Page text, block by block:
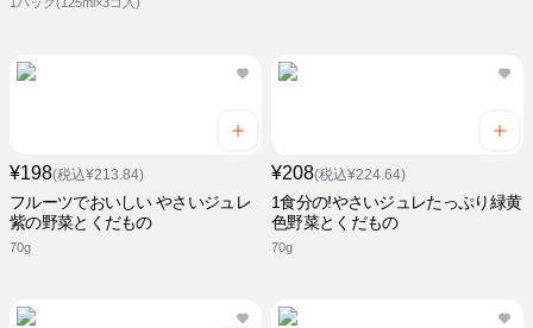
¥198(税込¥213.84)
フルーツでおいしい やさいジュレ
紫の野菜とくだもの
70g
¥208(税込¥224.64)
1食分の!やさいジュレたっぷり緑黄
色野菜とくだもの
70g